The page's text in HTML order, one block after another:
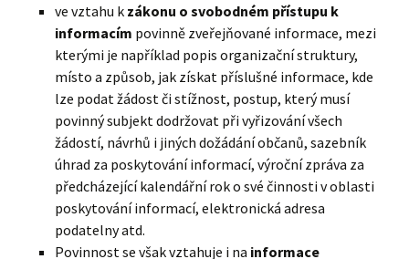
ve vztahu k zákonu o svobodném přístupu k
informacím povinně zveřejňované informace, mezi
kterými je například popis organizační struktury,
místo a způsob, jak získat příslušné informace, kde
lze podat žádost či stížnost, postup, který musí
povinný subjekt dodržovat při vyřizování všech
žádostí, návrhů i jiných dožádání občanů, sazebník
úhrad za poskytování informací, výroční zpráva za
předcházející kalendářní rok o své činnosti v oblasti
poskytování informací, elektronická adresa
podatelny atd.
Povinnost se však vztahuje i na informace